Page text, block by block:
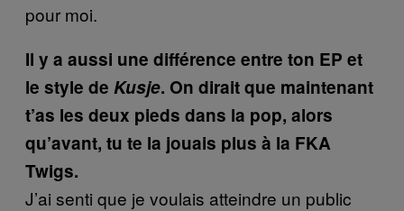
pour moi.
Il y a aussi une différence entre ton EP et
le style de Kusje. On dirait que maintenant
t’as les deux pieds dans la pop, alors
qu’avant, tu te la jouais plus à la FKA
Twigs.
J’ai senti que je voulais atteindre un public